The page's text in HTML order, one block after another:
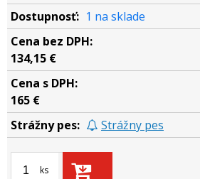
1 na sklade
134,15 €
165 €
Strážny pes
ks